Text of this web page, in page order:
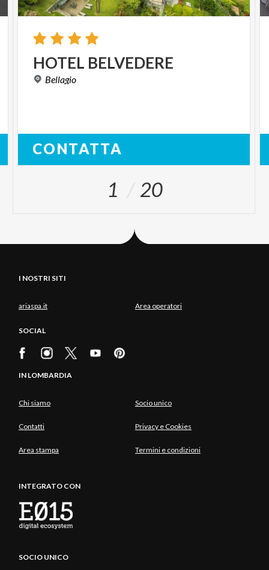
HOTEL BELVEDERE
Bellagio
CONTATTA
1 20
I NOSTRI SITI
ariaspa.it Area operatori
SOCIAL
IN LOMBARDIA
Chi siamo Socio unico
Contatti Privacy e Cookies
Area stampa Termini e condizioni
INTEGRATO CON
SOCIO UNICO